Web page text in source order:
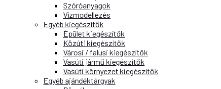
Szóróanyagok
Vízmodellezés
Egyéb kiegészítők
Épület kiegészítők
Közúti kiegészítők
Városi / falusi kiegészítők
Vasúti jármű kiegészítők
Vasúti környezet kiegészítők
Egyéb ajándéktárgyak